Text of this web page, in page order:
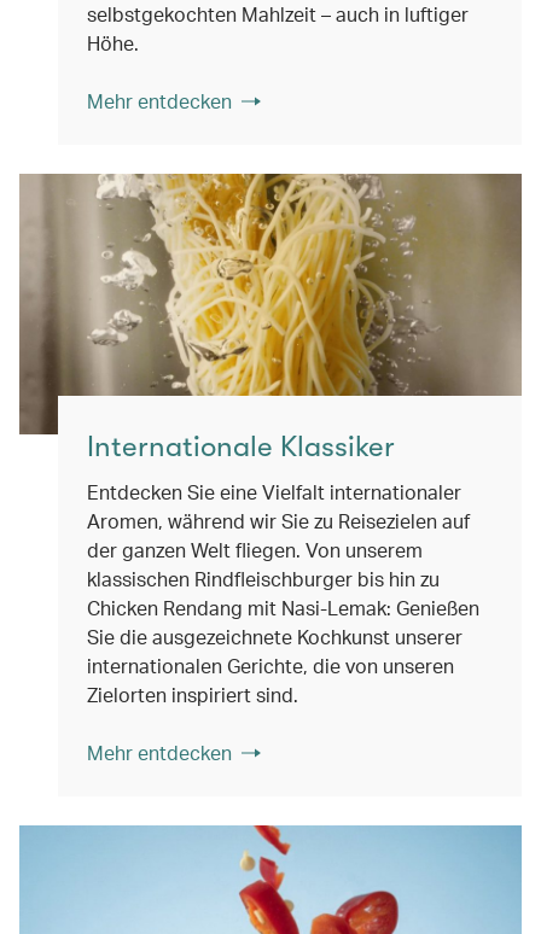
selbstgekochten Mahlzeit – auch in luftiger
Höhe.
Mehr entdecken
Internationale Klassiker
Entdecken Sie eine Vielfalt internationaler
Aromen, während wir Sie zu Reisezielen auf
der ganzen Welt fliegen. Von unserem
klassischen Rindfleischburger bis hin zu
Chicken Rendang mit Nasi-Lemak: Genießen
Sie die ausgezeichnete Kochkunst unserer
internationalen Gerichte, die von unseren
Zielorten inspiriert sind.
Mehr entdecken